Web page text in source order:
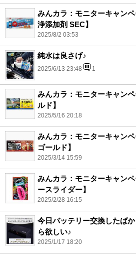
みんカラ：モニターキャン
浄添加剤 SEC】
2025/8/2 03:53
純水は良さげ♪
2025/6/13 23:48 1
みんカラ：モニターキャン
ルド】
2025/5/16 20:18
みんカラ：モニターキャン
ゴールド】
2025/3/14 15:59
みんカラ：モニターキャン
ースライダー】
2025/2/28 16:15
今日バッテリー交換したば
ら欲しい♪
2025/1/17 18:20